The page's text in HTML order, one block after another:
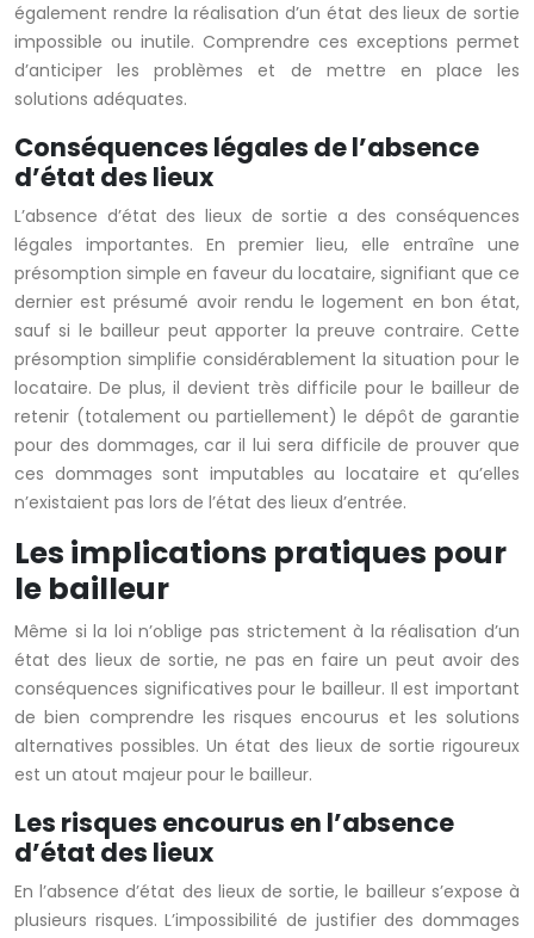
également rendre la réalisation d’un état des lieux de sortie
impossible ou inutile. Comprendre ces exceptions permet
d’anticiper les problèmes et de mettre en place les
solutions adéquates.
Conséquences légales de l’absence
d’état des lieux
L’absence d’état des lieux de sortie a des conséquences
légales importantes. En premier lieu, elle entraîne une
présomption simple en faveur du locataire, signifiant que ce
dernier est présumé avoir rendu le logement en bon état,
sauf si le bailleur peut apporter la preuve contraire. Cette
présomption simplifie considérablement la situation pour le
locataire. De plus, il devient très difficile pour le bailleur de
retenir (totalement ou partiellement) le dépôt de garantie
pour des dommages, car il lui sera difficile de prouver que
ces dommages sont imputables au locataire et qu’elles
n’existaient pas lors de l’état des lieux d’entrée.
Les implications pratiques pour
le bailleur
Même si la loi n’oblige pas strictement à la réalisation d’un
état des lieux de sortie, ne pas en faire un peut avoir des
conséquences significatives pour le bailleur. Il est important
de bien comprendre les risques encourus et les solutions
alternatives possibles. Un état des lieux de sortie rigoureux
est un atout majeur pour le bailleur.
Les risques encourus en l’absence
d’état des lieux
En l’absence d’état des lieux de sortie, le bailleur s’expose à
plusieurs risques. L’impossibilité de justifier des dommages